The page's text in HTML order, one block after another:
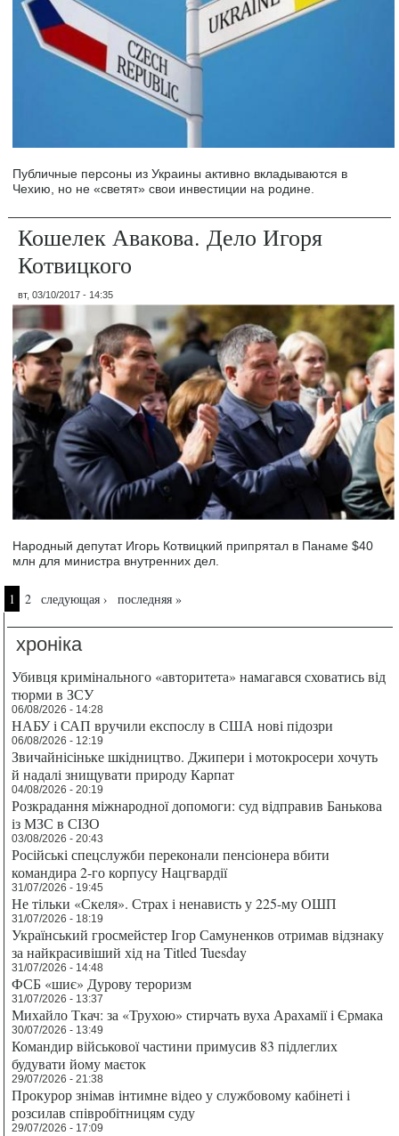
Публичные персоны из Украины активно вкладываются в
Чехию, но не «светят» свои инвестиции на родине.
Кошелек Авакова. Дело Игоря
Котвицкого
вт, 03/10/2017 - 14:35
Народный депутат Игорь Котвицкий припрятал в Панаме $40
млн для министра внутренних дел.
Страницы
1 2 следующая › последняя »
хроніка
Убивця кримінального «авторитета» намагався сховатись від
тюрми в ЗСУ
06/08/2026 - 14:28
НАБУ і САП вручили експослу в США нові підозри
06/08/2026 - 12:19
Звичайнісіньке шкідництво. Джипери і мотокросери хочуть
й надалі знищувати природу Карпат
04/08/2026 - 20:19
Розкрадання міжнародної допомоги: суд відправив Банькова
із МЗС в СІЗО
03/08/2026 - 20:43
Російські спецслужби переконали пенсіонера вбити
командира 2-го корпусу Нацгвардії
31/07/2026 - 19:45
Не тільки «Скеля». Страх і ненависть у 225-му ОШП
31/07/2026 - 18:19
Український гросмейстер Ігор Самуненков отримав відзнаку
за найкрасивіший хід на Titled Tuesday
31/07/2026 - 14:48
ФСБ «шиє» Дурову тероризм
31/07/2026 - 13:37
Михайло Ткач: за «Трухою» стирчать вуха Арахамії і Єрмака
30/07/2026 - 13:49
Командир військової частини примусив 83 підлеглих
будувати йому маєток
29/07/2026 - 21:38
Прокурор знімав інтимне відео у службовому кабінеті і
розсилав співробітницям суду
29/07/2026 - 17:09